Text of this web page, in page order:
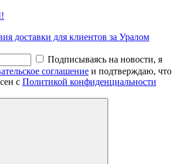
доставки для клиентов за Уралом
Подписываясь на новости, я
соглашение и подтверждаю, что
с Политикой конфиденциальности